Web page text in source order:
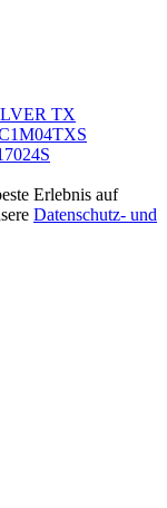
TX
Erlebnis auf
Datenschutz- und